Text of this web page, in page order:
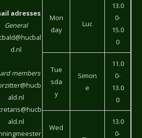
adresses
General
d.nl
members
ald.nl
ald.nl
Mon
day
Luc
13.0
0-
15.0
0
Tue
sda
y
Simon
e
11.0
0-
13.0
0
Wed
13.0
0-